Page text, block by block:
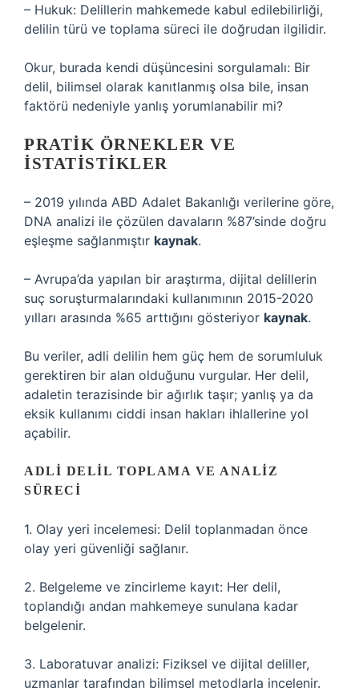
– Hukuk: Delillerin mahkemede kabul edilebilirliği,
delilin türü ve toplama süreci ile doğrudan ilgilidir.
Okur, burada kendi düşüncesini sorgulamalı: Bir
delil, bilimsel olarak kanıtlanmış olsa bile, insan
faktörü nedeniyle yanlış yorumlanabilir mi?
PRATIK ÖRNEKLER VE
İSTATISTIKLER
– 2019 yılında ABD Adalet Bakanlığı verilerine göre,
DNA analizi ile çözülen davaların %87’sinde doğru
eşleşme sağlanmıştır kaynak.
– Avrupa’da yapılan bir araştırma, dijital delillerin
suç soruşturmalarındaki kullanımının 2015-2020
yılları arasında %65 arttığını gösteriyor kaynak.
Bu veriler, adli delilin hem güç hem de sorumluluk
gerektiren bir alan olduğunu vurgular. Her delil,
adaletin terazisinde bir ağırlık taşır; yanlış ya da
eksik kullanımı ciddi insan hakları ihlallerine yol
açabilir.
ADLI DELIL TOPLAMA VE ANALIZ
SÜRECI
1. Olay yeri incelemesi: Delil toplanmadan önce
olay yeri güvenliği sağlanır.
2. Belgeleme ve zincirleme kayıt: Her delil,
toplandığı andan mahkemeye sunulana kadar
belgelenir.
3. Laboratuvar analizi: Fiziksel ve dijital deliller,
uzmanlar tarafından bilimsel metodlarla incelenir.